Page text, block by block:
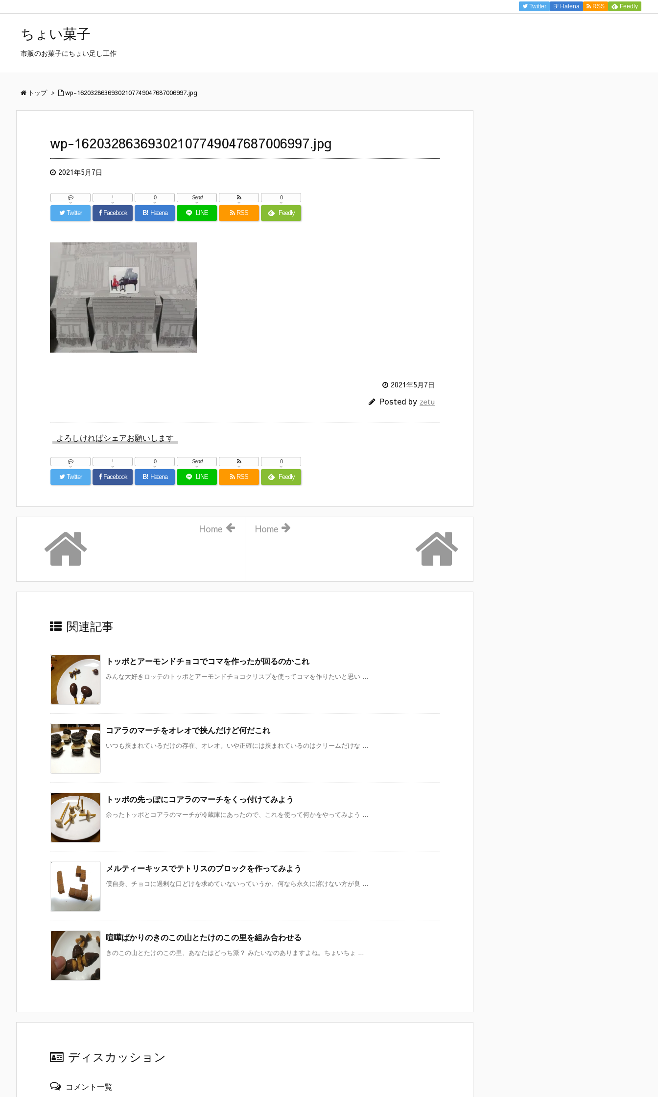
Twitter B! Hatena RSS Feedly
ちょい菓子
市販のお菓子にちょい足し工作
トップ > wp-16203286369302107749047687006997.jpg
wp-16203286369302107749047687006997.jpg
2021年5月7日
Twitter Facebook
!
B! Hatena
0
LINE
Send
RSS Feedly
0
2021年5月7日
Posted by zetu
よろしければシェアお願いします
Twitter Facebook
!
B! Hatena
0
LINE
Send
RSS Feedly
0
Home
Home
関連記事
トッポとアーモンドチョコでコマを作ったが回るのかこれ
みんな大好きロッテのトッポとアーモンドチョコクリスプを使ってコマを作りたいと思い ...
コアラのマーチをオレオで挟んだけど何だこれ
いつも挟まれているだけの存在、オレオ。いや正確には挟まれているのはクリームだけな ...
トッポの先っぽにコアラのマーチをくっ付けてみよう
余ったトッポとコアラのマーチが冷蔵庫にあったので、これを使って何かをやってみよう ...
メルティーキッスでテトリスのブロックを作ってみよう
僕自身、チョコに過剰な口どけを求めていないっていうか、何なら永久に溶けない方が良 ...
喧嘩ばかりのきのこの山とたけのこの里を組み合わせる
きのこの山とたけのこの里、あなたはどっち派？ みたいなのありますよね。ちょいちょ ...
ディスカッション
コメント一覧